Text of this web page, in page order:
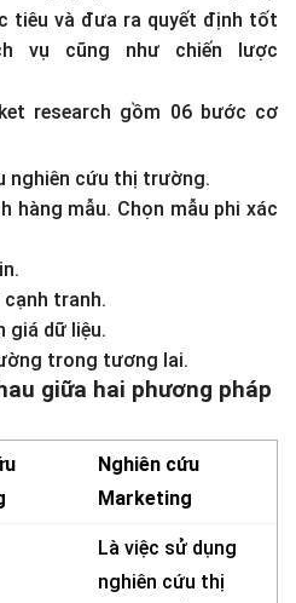
tiêu và đưa ra quyết định tốt
vụ cũng như chiến lược
research gồm 06 bước cơ
nghiên cứu thị trường.
hàng mẫu. Chọn mẫu phi xác
tranh.
giá dữ liệu.
trong tương lai.
giữa hai phương pháp
Nghiên cứu
Marketing
Là việc sử dụng
nghiên cứu thị